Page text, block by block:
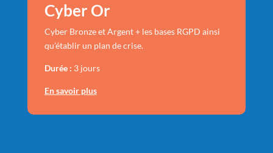
Cyber Or
Cyber Bronze et Argent + les bases RGPD ainsi
qu’établir un plan de crise.
Durée : 3 jours
En savoir plus